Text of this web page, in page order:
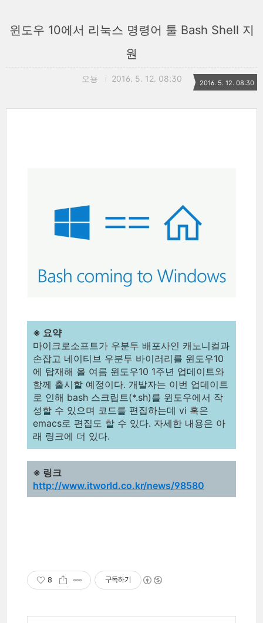
윈도우 10에서 리눅스 명령어 툴 Bash Shell 지
원
오뇽 2016. 5. 12. 08:30 2016. 5. 12. 08:30
※ 요약
마이크로소프트가 우분투 배포사인 캐노니컬과
손잡고 네이티브 우분투 바이러리를 윈도우10
에 탑재해 올 여름 윈도우10 1주년 업데이트와
함께 출시할 예정이다. 개발자는 이번 업데이트
로 인해 bash 스크립트(*.sh)를 윈도우에서 작
성할 수 있으며 코드를 편집하는데 vi 혹은
emacs로 편집도 할 수 있다. 자세한 내용은 아
래 링크에 더 있다.
※ 링크
http://www.itworld.co.kr/news/98580
8 구독하기